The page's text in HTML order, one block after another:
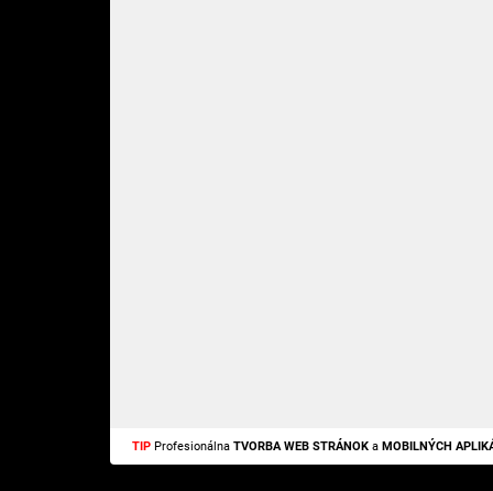
TIP Profesionálna TVORBA WEB STRÁNOK a MOBILNÝCH